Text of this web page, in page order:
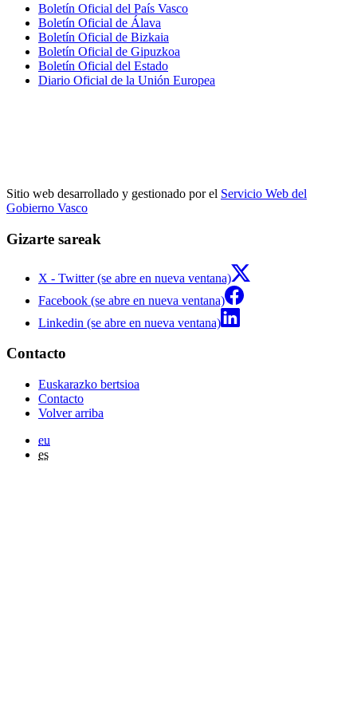
Boletín Oficial del País Vasco
Boletín Oficial de Álava
Boletín Oficial de Bizkaia
Boletín Oficial de Gipuzkoa
Boletín Oficial del Estado
Diario Oficial de la Unión Europea
Sitio web desarrollado y gestionado por el Servicio Web del
Gobierno Vasco
Gizarte sareak
X - Twitter (se abre en nueva ventana)
Facebook (se abre en nueva ventana)
Linkedin (se abre en nueva ventana)
Contacto
Euskarazko bertsioa
Contacto
Volver arriba
eu
es